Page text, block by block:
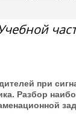
при
Разбор